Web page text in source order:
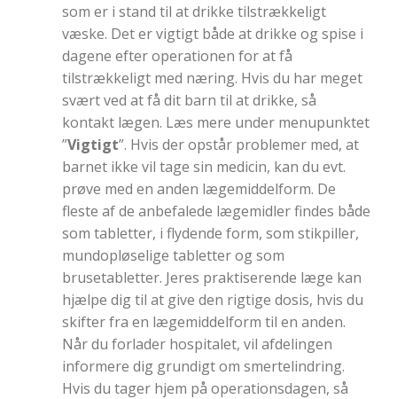
som er i stand til at drikke tilstrækkeligt
væske. Det er vigtigt både at drikke og spise i
dagene efter operationen for at få
tilstrækkeligt med næring. Hvis du har meget
svært ved at få dit barn til at drikke, så
kontakt lægen. Læs mere under menupunktet
”Vigtigt”. Hvis der opstår problemer med, at
barnet ikke vil tage sin medicin, kan du evt.
prøve med en anden lægemiddelform. De
fleste af de anbefalede lægemidler findes både
som tabletter, i flydende form, som stikpiller,
mundopløselige tabletter og som
brusetabletter. Jeres praktiserende læge kan
hjælpe dig til at give den rigtige dosis, hvis du
skifter fra en lægemiddelform til en anden.
Når du forlader hospitalet, vil afdelingen
informere dig grundigt om smertelindring.
Hvis du tager hjem på operationsdagen, så